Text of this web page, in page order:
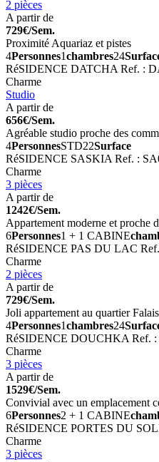
2 pièces
A partir de
729€/Sem.
Proximité Aquariaz et pistes
4Personnes1chambres24
RéSIDENCE DATCHA Ref. :
Charme
Studio
A partir de
656€/Sem.
Agréable studio proche des
4PersonnesSTD22Surface
RéSIDENCE SASKIA Ref. :
Charme
3 pièces
A partir de
1242€/Sem.
Appartement moderne et proche
6Personnes1 + 1 CABINE
RéSIDENCE PAS DU LAC
Charme
2 pièces
A partir de
729€/Sem.
Joli appartement au quartier
4Personnes1chambres24
RéSIDENCE DOUCHKA Ref.
Charme
3 pièces
A partir de
1529€/Sem.
Convivial avec un emplacement
6Personnes2 + 1 CABINE
RéSIDENCE PORTES DU
Charme
3 pièces